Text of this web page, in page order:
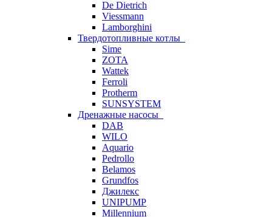
De Dietrich
Viessmann
Lamborghini
Твердотопливные котлы
Sime
ZOTA
Wattek
Ferroli
Protherm
SUNSYSTEM
Дренажные насосы
DAB
WILO
Aquario
Pedrollo
Belamos
Grundfos
Джилекс
UNIPUMP
Millennium